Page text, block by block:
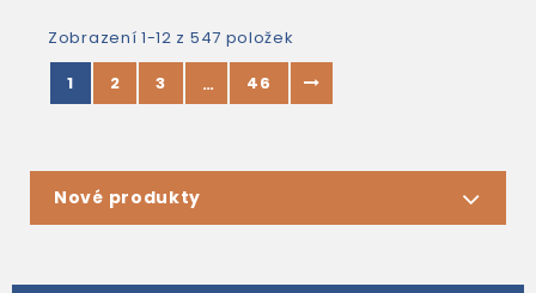
Zobrazení 1-12 z 547 položek
1
2 3 … 46
Nové produkty